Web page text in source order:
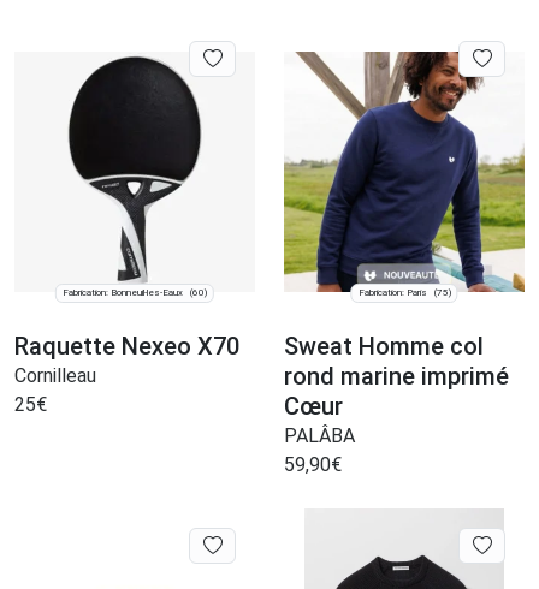
Fabrication: Bonneuil-les-Eaux (60)
Raquette Nexeo X70
Cornilleau
25€
Fabrication: Paris (75)
Sweat Homme col
rond marine imprimé
Cœur
PALÂBA
59,90€